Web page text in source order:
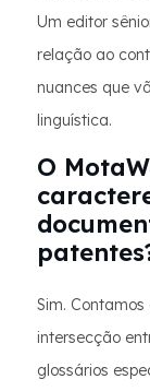
Um editor
relação ao
nuances que
linguística.
O
Sim.
intersecção
glossários